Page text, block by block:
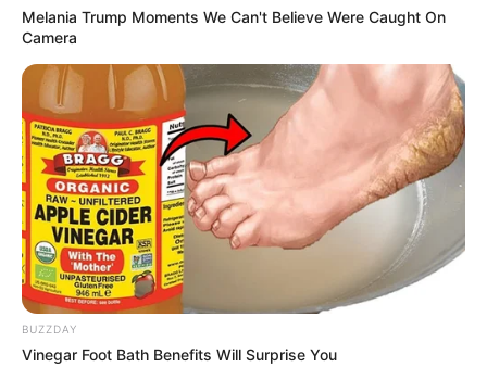
Melania Trump Moments We Can't Believe Were Caught On
Camera
BUZZDAY
Vinegar Foot Bath Benefits Will Surprise You